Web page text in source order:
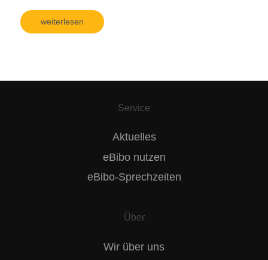
weiterlesen
Service
Aktuelles
eBibo nutzen
eBibo-Sprechzeiten
Über
Wir über uns